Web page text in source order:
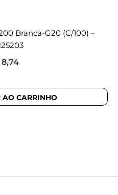
Branca-G20 (c/100) –
8,74
CARRINHO